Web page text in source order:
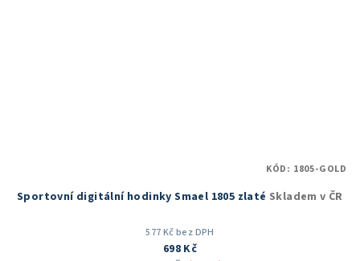
Sportovní digitální hodinky Smael 1805 zlaté Skladem v ČR
577 Kč bez DPH
698 Kč
KÓD: 1805-GOLD